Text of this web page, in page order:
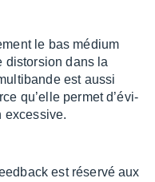
le bas médium
distor­sion dans la
est aussi
qu’elle permet d’évi­
exces­sive.
est réservé aux